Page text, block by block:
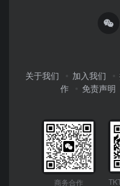
关于我们 加入我们
作
免责声明
商务合作